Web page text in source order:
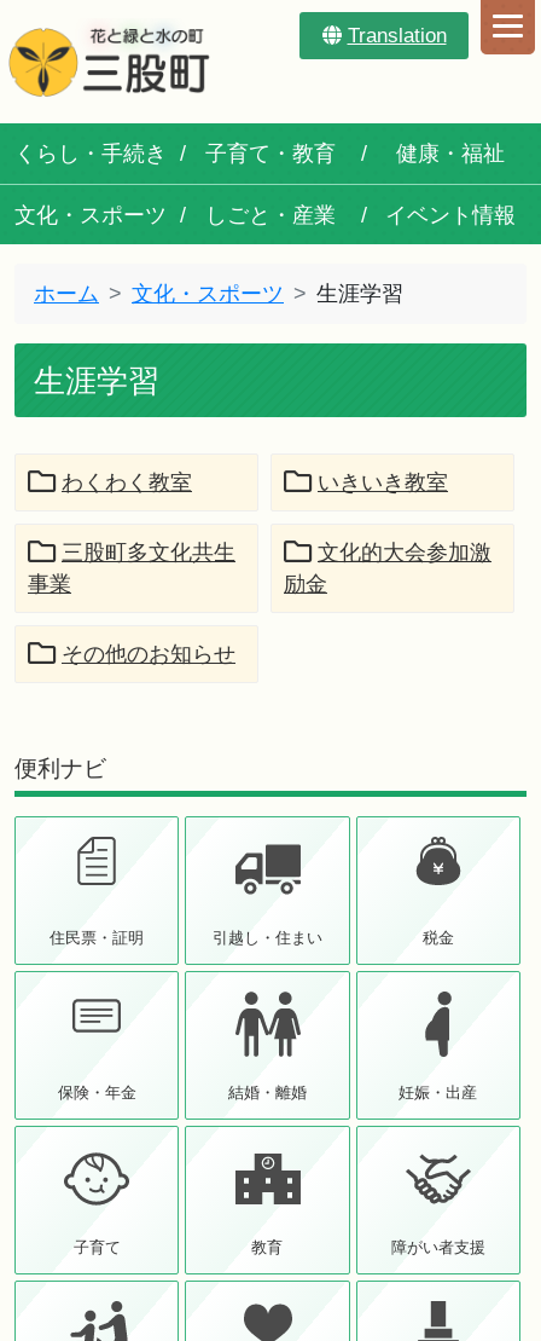
Translation
くらし・手続き 子育て・教育 健康・福祉
文化・スポーツ しごと・産業 イベント情報
ホーム 文化・スポーツ 生涯学習
生涯学習
わくわく教室 いきいき教室
三股町多文化共生
事業
文化的大会参加激
励金
その他のお知らせ
便利ナビ
住民票・証明 引越し・住まい 税金
保険・年金 結婚・離婚 妊娠・出産
子育て 教育 障がい者支援